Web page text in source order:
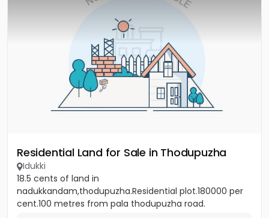
Residential Land for Sale in Thodupuzha
Idukki
18.5 cents of land in
nadukkandam,thodupuzha.Residential plot.180000 per
cent.100 metres from pala thodupuzha road.